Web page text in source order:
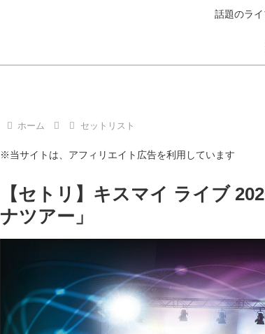
話題のラ
ホーム セットリスト
※当サイトは、アフィリエイト広告を利用しています
【セトリ】キスマイ ライブ
ナツアー」